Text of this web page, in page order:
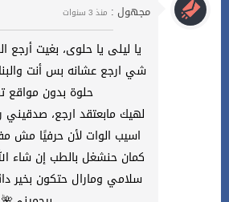
مجهول : منذ 3 سنوات
يا ليلى يا حلوى، بغيت أرجع
شي ارجع عشانه بس أنت
حلوة بدون مواقع
لهيك مابعتقد ارجع، صدقيني
اسيب الوات لأن حرفيًا مش
كمان حنشغل بالطب إن شاء
سلامي ومارال حتكون بخير